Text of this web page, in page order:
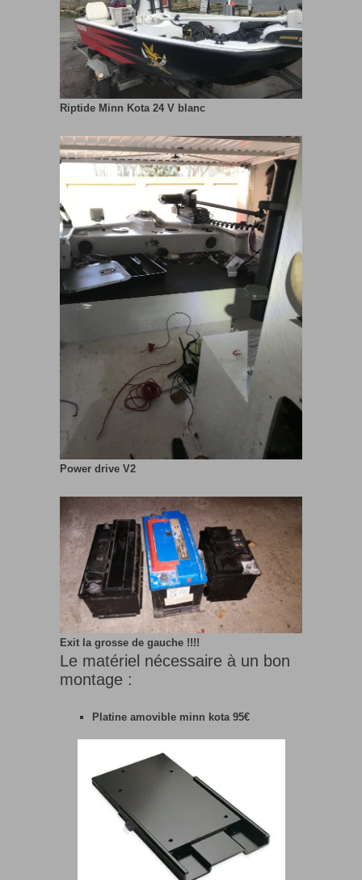
Riptide Minn Kota 24 V blanc
Power drive V2
Exit la grosse de gauche !!!!
Le matériel nécessaire à un bon
montage :
Platine amovible minn kota 95€